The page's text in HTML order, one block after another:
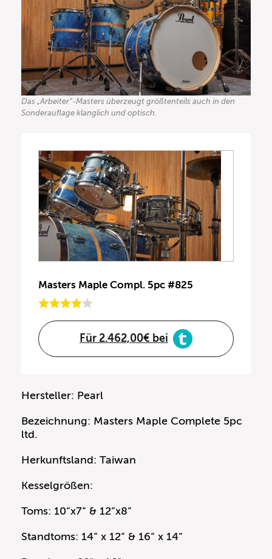
Das „Arbeiter“-Masters überzeugt größtenteils auch in den
Sonderauflage klanglich und optisch.
Masters Maple Compl. 5pc #825
Für 2.462,00€ bei
Hersteller: Pearl
Bezeichnung: Masters Maple Complete 5pc
ltd.
Herkunftsland: Taiwan
Kesselgrößen:
Toms: 10“x7“ & 12“x8“
Standtoms: 14“ x 12“ & 16“ x 14“